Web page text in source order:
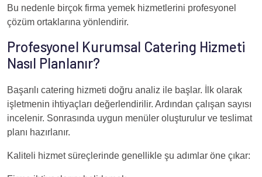
Bu nedenle birçok firma yemek hizmetlerini profesyonel
çözüm ortaklarına yönlendirir.
Profesyonel Kurumsal Catering Hizmeti
Nasıl Planlanır?
Başarılı catering hizmeti doğru analiz ile başlar. İlk olarak
işletmenin ihtiyaçları değerlendirilir. Ardından çalışan sayısı
incelenir. Sonrasında uygun menüler oluşturulur ve teslimat
planı hazırlanır.
Kaliteli hizmet süreçlerinde genellikle şu adımlar öne çıkar: